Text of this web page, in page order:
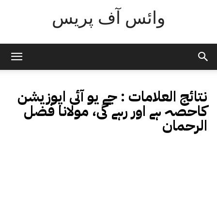
وائس آف پریس
نتائج العلامات : جے یو آئی اپوزیشن
کاحصہ ہے اور رہے گی، مولانا فضل
الرحمان